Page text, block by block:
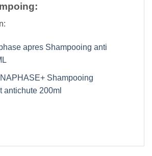
apres Shampooing anti
Shampooing
antichute 200ml